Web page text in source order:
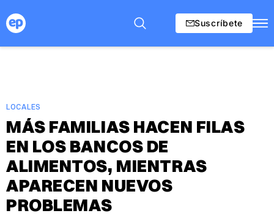
Suscríbete
LOCALES
MÁS FAMILIAS HACEN FILAS
EN LOS BANCOS DE
ALIMENTOS, MIENTRAS
APARECEN NUEVOS
PROBLEMAS